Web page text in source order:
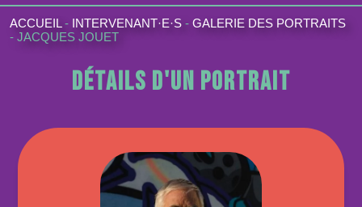
ACCUEIL- INTERVENANT·E·S - GALERIE DES PORTRAITS
- JACQUES JOUET
Détails d'un portrait